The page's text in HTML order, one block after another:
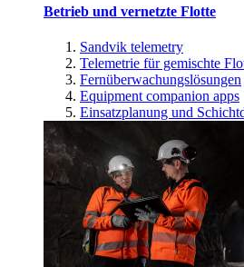
Betrieb und vernetzte Flotte
Sandvik telemetry
Telemetrie für gemischte
Fernüberwachungslösungen
Equipment companion apps
Einsatzplanung und